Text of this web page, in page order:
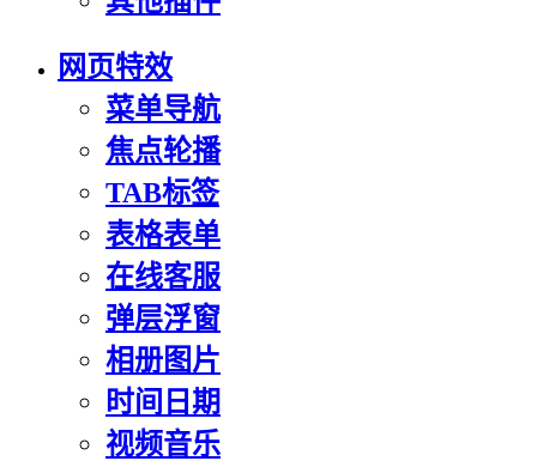
网页特效
菜单导航
焦点轮播
TAB标签
表格表单
在线客服
弹层浮窗
相册图片
时间日期
视频音乐